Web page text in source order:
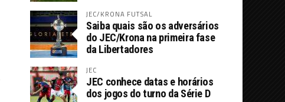
JEC/KRONA FUTSAL
Saiba quais são os adversários
do JEC/Krona na primeira fase
da Libertadores
JEC
JEC conhece datas e horários
dos jogos do turno da Série D